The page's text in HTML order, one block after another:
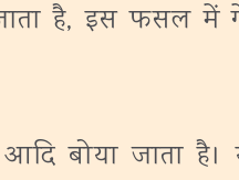
जाता है, इस फसल
बोया जाता